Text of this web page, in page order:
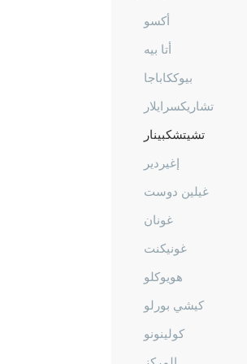
أكسو
أتا بيه
بيوككاباجا
تشاريكسرايلار
تشيتشكبينار
إغيردير
غيلين دوست
غونان
غونيكنت
هويوكلو
كيشي بورلو
كولينونو